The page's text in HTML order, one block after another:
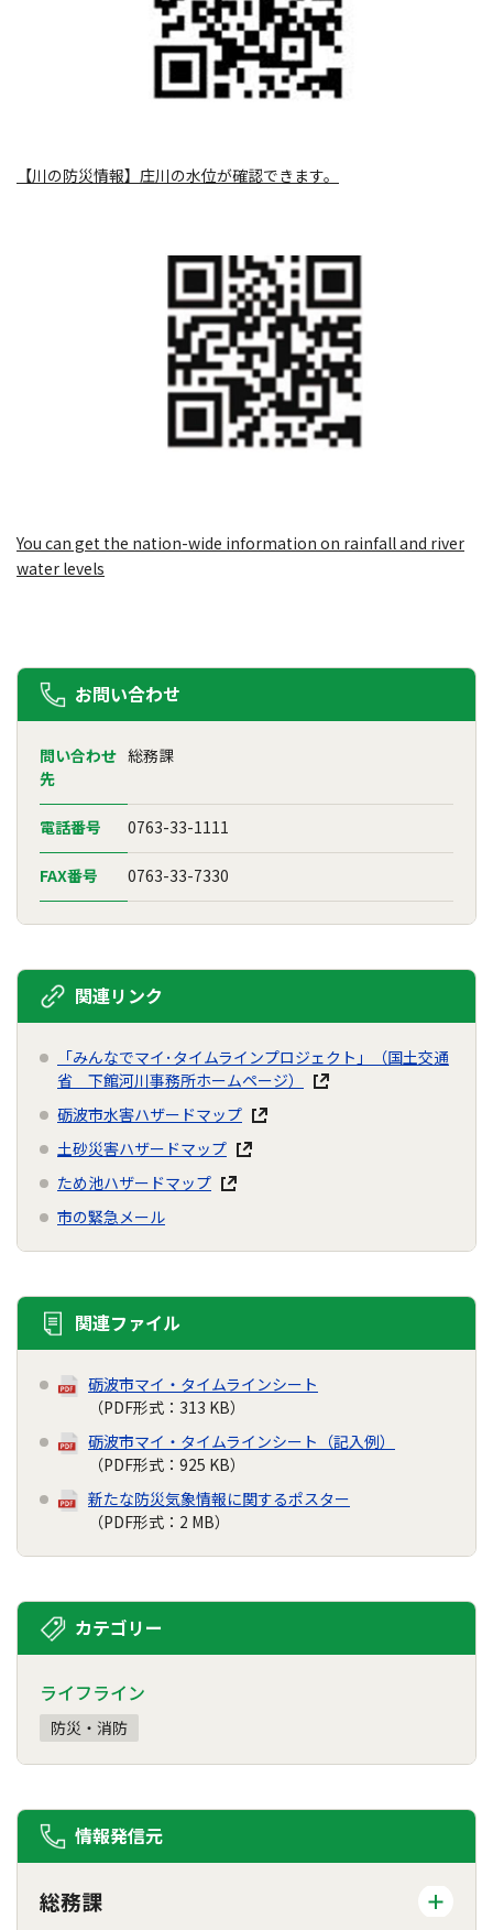
【川の防災情報】庄川の水位が確認できます。
You can get the nation-wide information on rainfall and river
water levels
お問い合わせ
問い合わせ
先
総務課
電話番号 0763-33-1111
FAX番号 0763-33-7330
関連リンク
「みんなでマイ･タイムラインプロジェクト」（国土交通
省 下館河川事務所ホームページ）
砺波市水害ハザードマップ
土砂災害ハザードマップ
ため池ハザードマップ
市の緊急メール
関連ファイル
砺波市マイ・タイムラインシート
（PDF形式：313 KB）
砺波市マイ・タイムラインシート（記入例）
（PDF形式：925 KB）
新たな防災気象情報に関するポスター
（PDF形式：2 MB）
カテゴリー
ライフライン
防災・消防
情報発信元
総務課